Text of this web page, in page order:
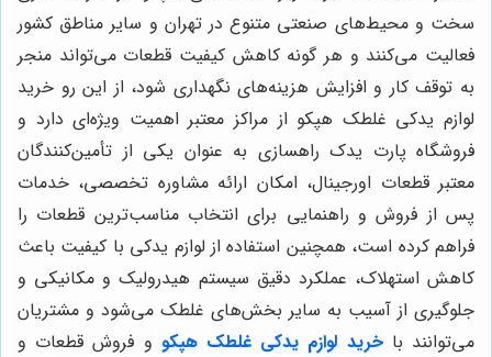
سخت و محیط‌های صنعتی متنوع در تهران و سایر مناطق کشور
فعالیت می‌کنند و هر گونه کاهش کیفیت قطعات می‌تواند منجر
به توقف کار و افزایش هزینه‌های نگهداری شود، از این رو خرید
لوازم یدکی غلطک هپکو از مراکز معتبر اهمیت ویژه‌ای دارد و
فروشگاه پارت یدک راهسازی به عنوان یکی از تأمین‌کنندگان
معتبر قطعات اورجینال، امکان ارائه مشاوره تخصصی، خدمات
پس از فروش و راهنمایی برای انتخاب مناسب‌ترین قطعات را
فراهم کرده است، همچنین استفاده از لوازم یدکی با کیفیت باعث
کاهش استهلاک، عملکرد دقیق سیستم هیدرولیک و مکانیکی و
جلوگیری از آسیب به سایر بخش‌های غلطک می‌شود و مشتریان
می‌توانند با خرید لوازم یدکی غلطک هپکو و فروش قطعات و